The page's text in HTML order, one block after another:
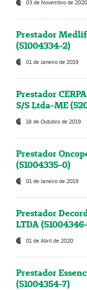
03 de Novembro de 2020
Prestador
(51004334-2)
01 de Janeiro de 2019
Prestador
S/S Ltda-ME
18 de Outubro de 2019
Prestador
(51004335-0)
01 de Janeiro de 2019
Prestador
LTDA
01 de Abril de 2020
Prestador
(51004354-7)